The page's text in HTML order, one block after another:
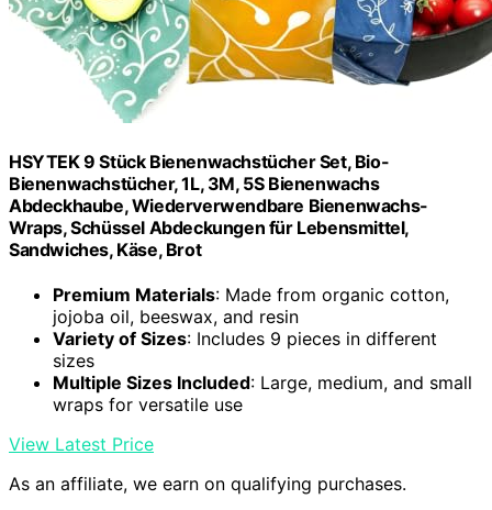
HSYTEK 9 Stück Bienenwachstücher Set, Bio-
Bienenwachstücher, 1L, 3M, 5S Bienenwachs
Abdeckhaube, Wiederverwendbare Bienenwachs-
Wraps, Schüssel Abdeckungen für Lebensmittel,
Sandwiches, Käse, Brot
Premium Materials: Made from organic cotton,
jojoba oil, beeswax, and resin
Variety of Sizes: Includes 9 pieces in different
sizes
Multiple Sizes Included: Large, medium, and small
wraps for versatile use
View Latest Price
As an affiliate, we earn on qualifying purchases.